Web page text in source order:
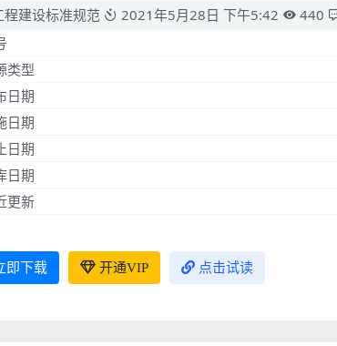
程建设标准规范 2021年5月28日 下午5:42 440
类型
日期
日期
日期
日期
更新
即下载 开通VIP 点击试读